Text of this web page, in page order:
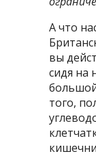
А что
вы
сидя на
того,